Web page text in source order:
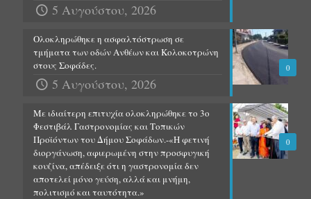
5 Αυγούστου, 2026
0
Ολοκληρώθηκε η ασφαλτόστρωση σε
τμήματα των οδών Ανθέων και Κολοκοτρώνη
στους Σοφάδες.
5 Αυγούστου, 2026
0
Με ιδιαίτερη επιτυχία ολοκληρώθηκε το 3ο
Φεστιβάλ Γαστρονομίας και Τοπικών
Προϊόντων του Δήμου Σοφάδων.-«Η φετινή
διοργάνωση, αφιερωμένη στην προσφυγική
κουζίνα, απέδειξε ότι η γαστρονομία δεν
αποτελεί μόνο γεύση, αλλά και μνήμη,
πολιτισμό και ταυτότητα.»